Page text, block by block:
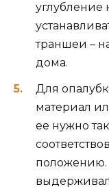
углубление
траншеи –
дома.
Для
материал
ее нужно
положению.